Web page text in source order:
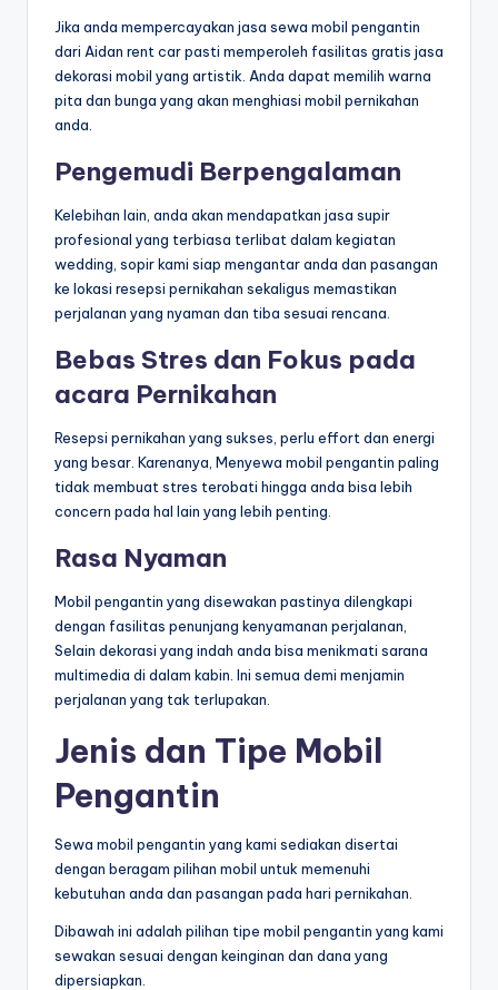
Jika anda mempercayakan jasa sewa mobil pengantin
dari Aidan rent car pasti memperoleh fasilitas gratis jasa
dekorasi mobil yang artistik. Anda dapat memilih warna
pita dan bunga yang akan menghiasi mobil pernikahan
anda.
Pengemudi Berpengalaman
Kelebihan lain, anda akan mendapatkan jasa supir
profesional yang terbiasa terlibat dalam kegiatan
wedding, sopir kami siap mengantar anda dan pasangan
ke lokasi resepsi pernikahan sekaligus memastikan
perjalanan yang nyaman dan tiba sesuai rencana.
Bebas Stres dan Fokus pada
acara Pernikahan
Resepsi pernikahan yang sukses, perlu effort dan energi
yang besar. Karenanya, Menyewa mobil pengantin paling
tidak membuat stres terobati hingga anda bisa lebih
concern pada hal lain yang lebih penting.
Rasa Nyaman
Mobil pengantin yang disewakan pastinya dilengkapi
dengan fasilitas penunjang kenyamanan perjalanan,
Selain dekorasi yang indah anda bisa menikmati sarana
multimedia di dalam kabin. Ini semua demi menjamin
perjalanan yang tak terlupakan.
Jenis dan Tipe Mobil
Pengantin
Sewa mobil pengantin yang kami sediakan disertai
dengan beragam pilihan mobil untuk memenuhi
kebutuhan anda dan pasangan pada hari pernikahan.
Dibawah ini adalah pilihan tipe mobil pengantin yang kami
sewakan sesuai dengan keinginan dan dana yang
dipersiapkan.